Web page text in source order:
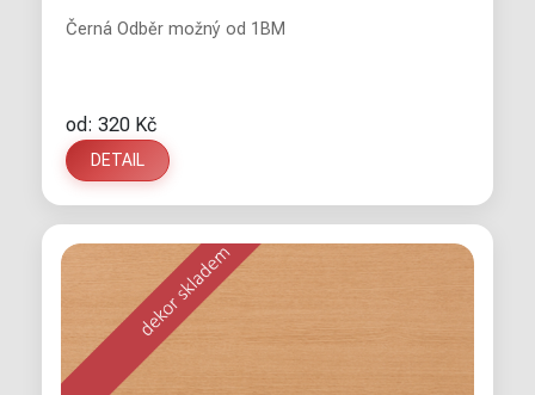
Černá Odběr možný od 1BM
od: 320 Kč
DETAIL